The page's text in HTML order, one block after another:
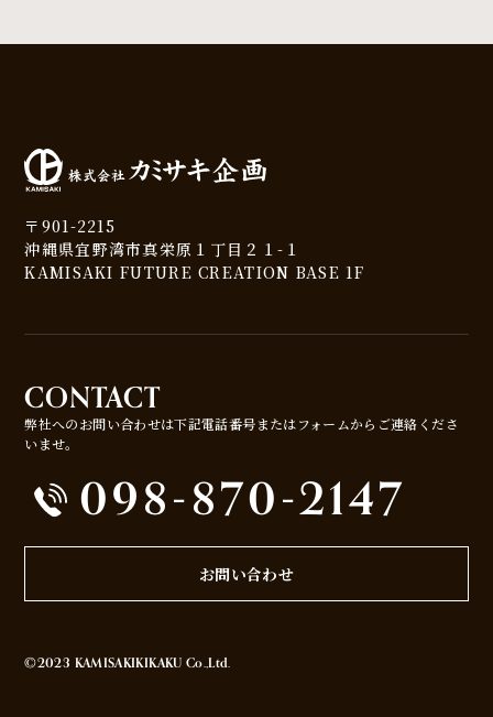
〒901-2215
沖縄県宜野湾市真栄原１丁目２１-１
KAMISAKI FUTURE CREATION BASE 1F
CONTACT
弊社へのお問い合わせは下記電話番号またはフォームからご連絡くださ
いませ。
098-870-2147
お問い合わせ
©2023 KAMISAKIKIKAKU Co.,Ltd.